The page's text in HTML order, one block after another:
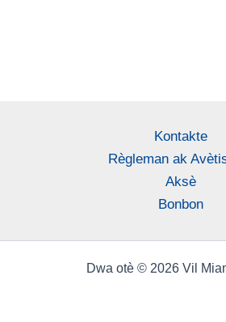
Kontakte
Règleman ak
Aksè
Bonbon
Dwa otè © 2026 Vil